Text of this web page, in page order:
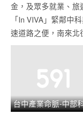
金，及眾多就業、旅
「In VIVA」緊鄰中
速道路之便，南來北
台中產業命脈-中部